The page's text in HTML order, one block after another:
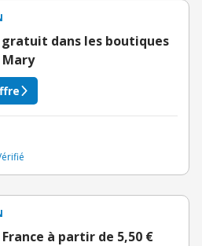
dans les boutiques
à partir de 5,50 €